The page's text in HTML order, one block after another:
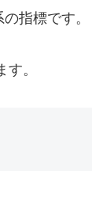
指標です。
。